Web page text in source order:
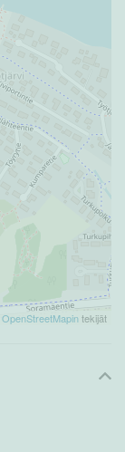
OpenStreetMapintekijät